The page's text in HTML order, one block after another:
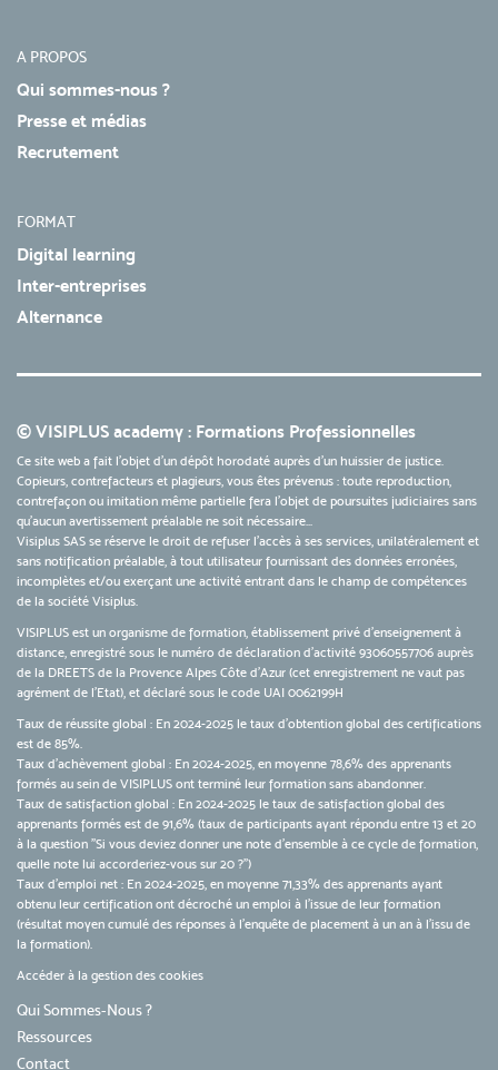
A PROPOS
Qui sommes-nous ?
Presse et médias
Recrutement
FORMAT
Digital learning
Inter-entreprises
Alternance
© VISIPLUS academy : Formations Professionnelles
Ce site web a fait l'objet d'un dépôt horodaté auprès d'un huissier de justice.
Copieurs, contrefacteurs et plagieurs, vous êtes prévenus : toute reproduction,
contrefaçon ou imitation même partielle fera l'objet de poursuites judiciaires sans
qu’aucun avertissement préalable ne soit nécessaire...
Visiplus SAS se réserve le droit de refuser l'accès à ses services, unilatéralement et
sans notification préalable, à tout utilisateur fournissant des données erronées,
incomplètes et/ou exerçant une activité entrant dans le champ de compétences
de la société Visiplus.
VISIPLUS est un organisme de formation, établissement privé d’enseignement à
distance, enregistré sous le numéro de déclaration d’activité 93060557706 auprès
de la DREETS de la Provence Alpes Côte d’Azur (cet enregistrement ne vaut pas
agrément de l’Etat), et déclaré sous le code UAI 0062199H
Taux de réussite global : En 2024-2025 le taux d'obtention global des certifications
est de 85%.
Taux d’achèvement global : En 2024-2025, en moyenne 78,6% des apprenants
formés au sein de VISIPLUS ont terminé leur formation sans abandonner.
Taux de satisfaction global : En 2024-2025 le taux de satisfaction global des
apprenants formés est de 91,6% (taux de participants ayant répondu entre 13 et 20
à la question "Si vous deviez donner une note d’ensemble à ce cycle de formation,
quelle note lui accorderiez-vous sur 20 ?")
Taux d’emploi net : En 2024-2025, en moyenne 71,33% des apprenants ayant
obtenu leur certification ont décroché un emploi à l'issue de leur formation
(résultat moyen cumulé des réponses à l'enquête de placement à un an à l'issu de
la formation).
Accéder à la gestion des cookies
Qui Sommes-Nous ?
Ressources
Contact